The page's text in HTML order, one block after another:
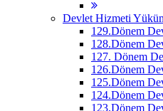
Devlet Hizmeti
129.Dönem
128.Dönem
127. Dönem
126.Dönem
125.Dönem
124.Dönem
123.Dönem